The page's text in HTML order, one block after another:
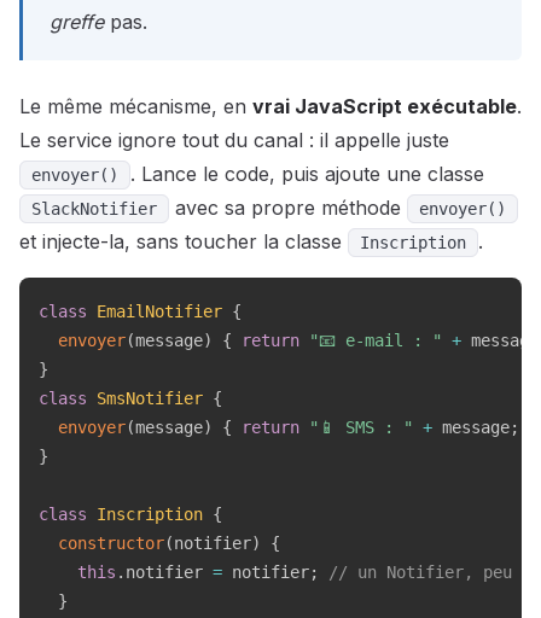
greffepas.
Le même mécanisme, en vrai JavaScript exécutable.
Le service ignore tout du canal : il appelle juste
envoyer() . Lance le code, puis ajoute une classe
SlackNotifier avec sa propre méthode envoyer()
et injecte-la, sans toucher la classe Inscription .
class EmailNotifier {
envoyer(message) { return "📧 e-mail : " + message
}
class
SmsNotifier {
envoyer(message) { return "📱 SMS : " + message;
}
class Inscription {
constructor(notifier)
{
this . notifier = notifier;
// un Notifier, peu
}